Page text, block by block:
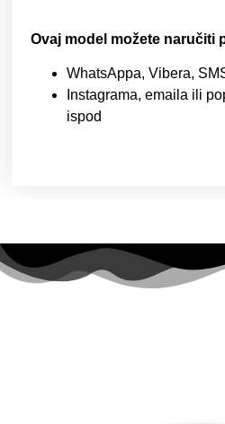
Ovaj model možete naručiti
WhatsAppa, Vibera,
Instagrama, emaila ili
ispod